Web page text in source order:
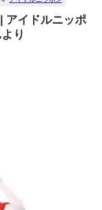
アイドルニッポ
り